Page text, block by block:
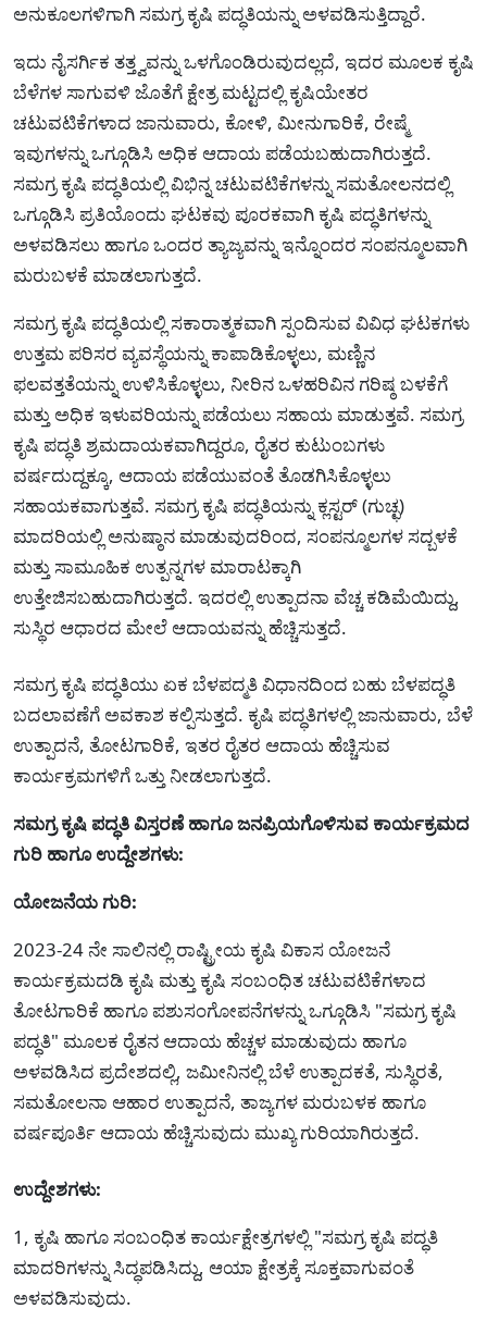
ಅನುಕೂಲಗಳಿಗಾಗಿ ಸಮಗ್ರ ಕೃಷಿ ಪದ್ಧತಿಯನ್ನು ಅಳವಡಿಸುತ್ತಿದ್ದಾರೆ.
ಇದು ನೈಸರ್ಗಿಕ ತತ್ತ್ವವನ್ನು ಒಳಗೊಂಡಿರುವುದಲ್ಲದೆ, ಇದರ ಮೂಲಕ ಕೃಷಿ
ಬೆಳೆಗಳ ಸಾಗುವಳಿ ಜೊತೆಗೆ ಕ್ಷೇತ್ರ ಮಟ್ಟದಲ್ಲಿ ಕೃಷಿಯೇತರ
ಚಟುವಟಿಕೆಗಳಾದ ಜಾನುವಾರು, ಕೋಳಿ, ಮೀನುಗಾರಿಕೆ, ರೇಷ್ಮೆ
ಇವುಗಳನ್ನು ಒಗ್ಗೂಡಿಸಿ ಅಧಿಕ ಆದಾಯ ಪಡೆಯಬಹುದಾಗಿರುತ್ತದೆ.
ಸಮಗ್ರ ಕೃಷಿ ಪದ್ಧತಿಯಲ್ಲಿ ವಿಭಿನ್ನ ಚಟುವಟಿಕೆಗಳನ್ನು ಸಮತೋಲನದಲ್ಲಿ
ಒಗ್ಗೂಡಿಸಿ ಪ್ರತಿಯೊಂದು ಘಟಕವು ಪೂರಕವಾಗಿ ಕೃಷಿ ಪದ್ಧತಿಗಳನ್ನು
ಅಳವಡಿಸಲು ಹಾಗೂ ಒಂದರ ತ್ಯಾಜ್ಯವನ್ನು ಇನ್ನೊಂದರ ಸಂಪನ್ಮೂಲವಾಗಿ
ಮರುಬಳಕೆ ಮಾಡಲಾಗುತ್ತದೆ.
ಸಮಗ್ರ ಕೃಷಿ ಪದ್ಧತಿಯಲ್ಲಿ ಸಕಾರಾತ್ಮಕವಾಗಿ ಸ್ಪಂದಿಸುವ ವಿವಿಧ ಘಟಕಗಳು
ಉತ್ತಮ ಪರಿಸರ ವ್ಯವಸ್ಥೆಯನ್ನು ಕಾಪಾಡಿಕೊಳ್ಳಲು, ಮಣ್ಣಿನ
ಫಲವತ್ತತೆಯನ್ನು ಉಳಿಸಿಕೊಳ್ಳಲು, ನೀರಿನ ಒಳಹರಿವಿನ ಗರಿಷ್ಠ ಬಳಕೆಗೆ
ಮತ್ತು ಅಧಿಕ ಇಳುವರಿಯನ್ನು ಪಡೆಯಲು ಸಹಾಯ ಮಾಡುತ್ತವೆ. ಸಮಗ್ರ
ಕೃಷಿ ಪದ್ಧತಿ ಶ್ರಮದಾಯಕವಾಗಿದ್ದರೂ, ರೈತರ ಕುಟುಂಬಗಳು
ವರ್ಷದುದ್ದಕ್ಕೂ, ಆದಾಯ ಪಡೆಯುವಂತೆ ತೊಡಗಿಸಿಕೊಳ್ಳಲು
ಸಹಾಯಕವಾಗುತ್ತವೆ. ಸಮಗ್ರ ಕೃಷಿ ಪದ್ಧತಿಯನ್ನು ಕ್ಲಸ್ಟರ್ (ಗುಚ್ಛ)
ಮಾದರಿಯಲ್ಲಿ ಅನುಷ್ಠಾನ ಮಾಡುವುದರಿಂದ, ಸಂಪನ್ಮೂಲಗಳ ಸದ್ಬಳಕೆ
ಮತ್ತು ಸಾಮೂಹಿಕ ಉತ್ಪನ್ನಗಳ ಮಾರಾಟಕ್ಕಾಗಿ
ಉತ್ತೇಜಿಸಬಹುದಾಗಿರುತ್ತದೆ. ಇದರಲ್ಲಿ ಉತ್ಪಾದನಾ ವೆಚ್ಚ ಕಡಿಮೆಯಿದ್ದು,
ಸುಸ್ಥಿರ ಆಧಾರದ ಮೇಲೆ ಆದಾಯವನ್ನು ಹೆಚ್ಚಿಸುತ್ತದೆ.
ಸಮಗ್ರ ಕೃಷಿ ಪದ್ಧತಿಯು ಏಕ ಬೆಳಪದ್ಮತಿ ವಿಧಾನದಿಂದ ಬಹು ಬೆಳಪದ್ಧತಿ
ಬದಲಾವಣೆಗೆ ಅವಕಾಶ ಕಲ್ಪಿಸುತ್ತದೆ. ಕೃಷಿ ಪದ್ಧತಿಗಳಲ್ಲಿ ಜಾನುವಾರು, ಬೆಳೆ
ಉತ್ಪಾದನೆ, ತೋಟಗಾರಿಕೆ, ಇತರ ರೈತರ ಆದಾಯ ಹೆಚ್ಚಿಸುವ
ಕಾರ್ಯಕ್ರಮಗಳಿಗೆ ಒತ್ತು ನೀಡಲಾಗುತ್ತದೆ.
ಸಮಗ್ರ ಕೃಷಿ ಪದ್ಧತಿ ವಿಸ್ತರಣೆ ಹಾಗೂ ಜನಪ್ರಿಯಗೊಳಿಸುವ ಕಾರ್ಯಕ್ರಮದ
ಗುರಿ ಹಾಗೂ ಉದ್ದೇಶಗಳು:
ಯೋಜನೆಯ ಗುರಿ:
2023-24 ನೇ ಸಾಲಿನಲ್ಲಿ ರಾಷ್ಟ್ರೀಯ ಕೃಷಿ ವಿಕಾಸ ಯೋಜನೆ
ಕಾರ್ಯಕ್ರಮದಡಿ ಕೃಷಿ ಮತ್ತು ಕೃಷಿ ಸಂಬಂಧಿತ ಚಟುವಟಿಕೆಗಳಾದ
ತೋಟಗಾರಿಕೆ ಹಾಗೂ ಪಶುಸಂಗೋಪನೆಗಳನ್ನು ಒಗ್ಗೂಡಿಸಿ "ಸಮಗ್ರ ಕೃಷಿ
ಪದ್ಧತಿ" ಮೂಲಕ ರೈತನ ಆದಾಯ ಹೆಚ್ಚಳ ಮಾಡುವುದು ಹಾಗೂ
ಅಳವಡಿಸಿದ ಪ್ರದೇಶದಲ್ಲಿ, ಜಮೀನಿನಲ್ಲಿ ಬೆಳೆ ಉತ್ಪಾದಕತೆ, ಸುಸ್ಥಿರತೆ,
ಸಮತೋಲನಾ ಆಹಾರ ಉತ್ಪಾದನೆ, ತಾಜ್ಯಗಳ ಮರುಬಳಕ ಹಾಗೂ
ವರ್ಷಪೂರ್ತಿ ಆದಾಯ ಹೆಚ್ಚಿಸುವುದು ಮುಖ್ಯ ಗುರಿಯಾಗಿರುತ್ತದೆ.
ಉದ್ದೇಶಗಳು:
1, ಕೃಷಿ ಹಾಗೂ ಸಂಬಂಧಿತ ಕಾರ್ಯಕ್ಷೇತ್ರಗಳಲ್ಲಿ "ಸಮಗ್ರ ಕೃಷಿ ಪದ್ಧತಿ
ಮಾದರಿಗಳನ್ನು ಸಿದ್ಧಪಡಿಸಿದ್ದು, ಆಯಾ ಕ್ಷೇತ್ರಕ್ಕೆ ಸೂಕ್ತವಾಗುವಂತೆ
ಅಳವಡಿಸುವುದು.